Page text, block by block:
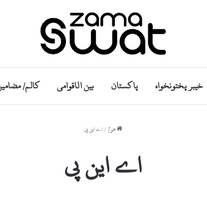
خیبر پختونخواہ پاکستان بین الاقوامی کالم/
ھوم/اے این پی
اے این پی